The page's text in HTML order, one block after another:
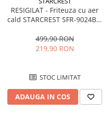
RESIGILAT - Friteuza cu aer
cald STARCREST SFR-9024BK,
Termostat 80 - 200 °C, 12
programe, Negru
499,90 RON
219,90 RON
STOC LIMITAT
ADAUGA IN COS